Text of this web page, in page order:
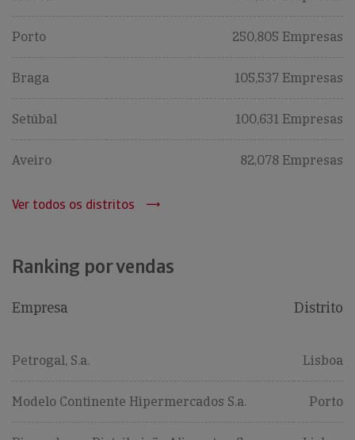
Porto 250,805 Empresas
Braga 105,537 Empresas
Setúbal 100,631 Empresas
Aveiro 82,078 Empresas
Ver todos os distritos
Ranking por vendas
Empresa Distrito
Petrogal, S.a. Lisboa
Modelo Continente Hipermercados S.a. Porto